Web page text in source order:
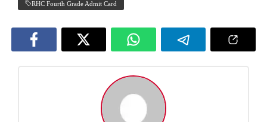
RHC Fourth Grade Admit Card